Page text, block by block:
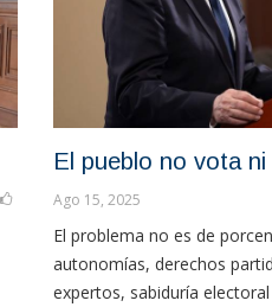
El pueblo no vota
Ago 15, 2025
El problema no es de
autonomías, derechos
expertos, sabiduría electoral